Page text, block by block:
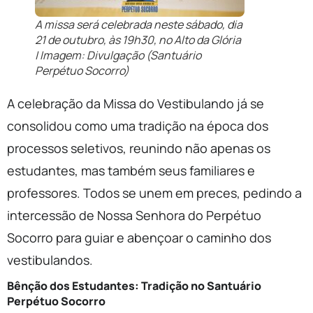
A missa será celebrada neste sábado, dia
21 de outubro, às 19h30, no Alto da Glória
| Imagem: Divulgação (Santuário
Perpétuo Socorro)
A celebração da Missa do Vestibulando já se
consolidou como uma tradição na época dos
processos seletivos, reunindo não apenas os
estudantes, mas também seus familiares e
professores. Todos se unem em preces, pedindo a
intercessão de Nossa Senhora do Perpétuo
Socorro para guiar e abençoar o caminho dos
vestibulandos.
Bênção dos Estudantes: Tradição no Santuário
Perpétuo Socorro